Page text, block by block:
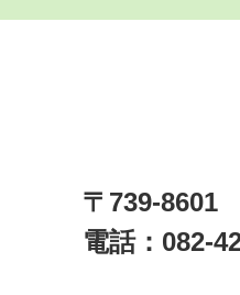
〒739-
電話：082-